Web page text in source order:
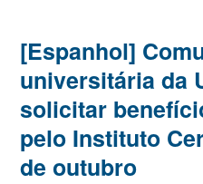
[Espanhol]
universitária da
solicitar
pelo Instituto
de outubro